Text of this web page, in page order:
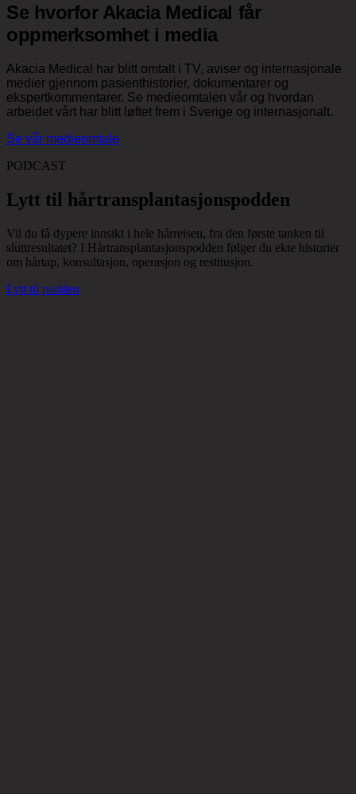
Se hvorfor Akacia Medical får
oppmerksomhet i media
Akacia Medical har blitt omtalt i TV, aviser og internasjonale
medier gjennom pasienthistorier, dokumentarer og
ekspertkommentarer. Se medieomtalen vår og hvordan
arbeidet vårt har blitt løftet frem i Sverige og internasjonalt.
Se vår medieomtale
PODCAST
Lytt til hårtransplantasjonspodden
Vil du få dypere innsikt i hele hårreisen, fra den første tanken til
sluttresultatet? I Hårtransplantasjonspodden følger du ekte historier
om hårtap, konsultasjon, operasjon og restitusjon.
Lytt til podden